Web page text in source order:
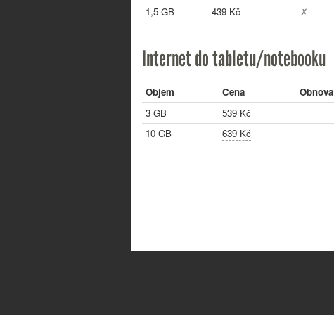
1,5 GB 439 Kč ✗
Internet do tabletu/notebooku
Objem Cena Obnova
3 GB
539 Kč
10 GB
639 Kč